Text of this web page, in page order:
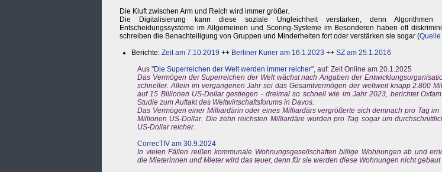
Die Kluft zwischen Arm und Reich wird immer größer.
Die Digitalisierung kann diese soziale Ungleichheit verstärken, denn Algorithmen
Entscheidungssysteme im Allgemeinen und Scoring-Systeme im Besonderen haben oft
schreiben die Benachteiligung von Gruppen und Minderheiten fort oder verstärken sie sogar (Quelle
Berichte: Zeit am 7.10.2019 ++ Berliner Kurier am 16.1.2023 ++ SZ am 25.1.2016
Aus "Die Superreichen der Welt werden immer reicher", auf: Zeit Online am 20.1.2025
Das Vermögen der Superreichen der Welt wächst nach Angaben der
schneller. Allein im vergangenen Jahr sei das Gesamtvermögen der weltweit knapp 2.800
auf 15 Billionen US-Dollar gestiegen - dreimal so schnell wie im Jahr 2023, berichtet
Studie zum Auftakt des Weltwirtschaftsforums in Davos.
Das Vermögen einer Milliardärin oder eines Milliardärs vergrößerte sich demnach pro Tag im
Millionen US-Dollar. Die zehn reichsten Milliardäre wurden pro Tag sogar um
US-Dollar reicher.
CorrecTIV am 30.9.2024
In vielen Fällen reißen kommunale Wohnungsgesellschaften billige Wohnungen ab und
die Mieterinnen und Mieter wird das teuer, denn für sie werden diese Wohnungen nicht gebaut